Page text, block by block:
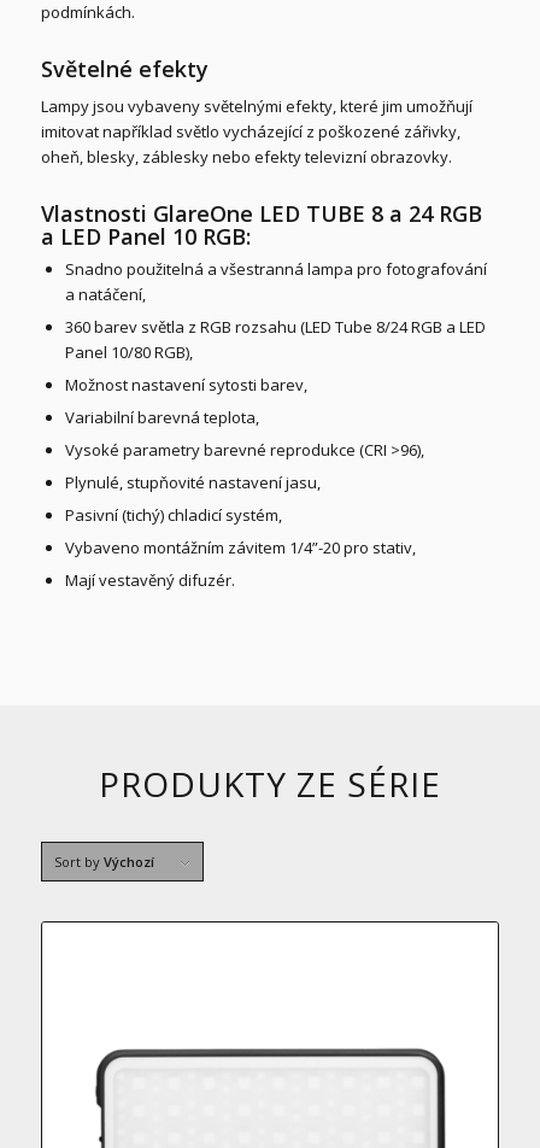
podmínkách.
Světelné efekty
Lampy jsou vybaveny světelnými efekty, které jim umožňují
imitovat například světlo vycházející z poškozené zářivky,
oheň, blesky, záblesky nebo efekty televizní obrazovky.
Vlastnosti GlareOne LED TUBE 8 a 24 RGB
a LED Panel 10 RGB:
Snadno použitelná a všestranná lampa pro fotografování
a natáčení,
360 barev světla z RGB rozsahu (LED Tube 8/24 RGB a LED
Panel 10/80 RGB),
Možnost nastavení sytosti barev,
Variabilní barevná teplota,
Vysoké parametry barevné reprodukce (CRI >96),
Plynulé, stupňovité nastavení jasu,
Pasivní (tichý) chladicí systém,
Vybaveno montážním závitem 1/4”-20 pro stativ,
Mají vestavěný difuzér.
PRODUKTY ZE SÉRIE
Sort by Výchozí